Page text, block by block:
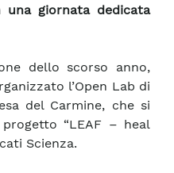
una giornata dedicata
dello scorso anno,
l’Open Lab di
del Carmine, che si
“LEAF – heal
Scienza.